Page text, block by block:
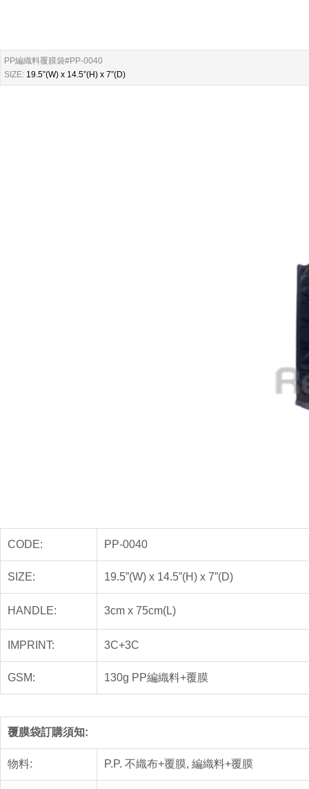
PP編織料覆膜袋#PP-0040
SIZE: 19.5”(W) x 14.5”(H) x 7”(D)
CODE: PP-0040
SIZE: 19.5”(W) x 14.5”(H) x 7”(D)
HANDLE: 3cm x 75cm(L)
IMPRINT: 3C+3C
GSM: 130g PP編織料+覆膜
覆膜袋訂購須知:
物料: P.P. 不織布+覆膜, 編織料+覆膜